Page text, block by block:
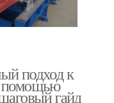
подход к
гайд